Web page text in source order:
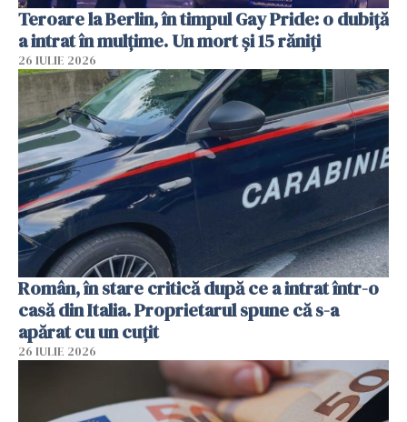
Teroare la Berlin, în timpul Gay Pride: o dubiță
a intrat în mulțime. Un mort și 15 răniți
26 IULIE 2026
Român, în stare critică după ce a intrat într-o
casă din Italia. Proprietarul spune că s-a
apărat cu un cuțit
26 IULIE 2026